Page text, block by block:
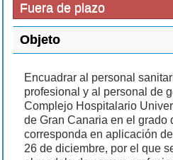
Fuera de plazo
Objeto
Encuadrar al personal
profesional y al personal de
Complejo Hospitalario
de Gran Canaria en el grado
corresponda en aplicación
26 de diciembre, por el que